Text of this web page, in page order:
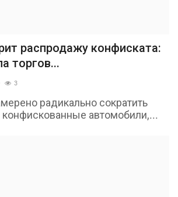
распродажу конфиската:
торгов...
3
радикально сократить
конфискованные автомобили,...